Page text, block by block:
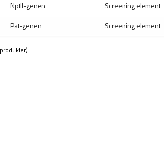
NptII-genen Screening element
Pat-genen Screening element
produkter)